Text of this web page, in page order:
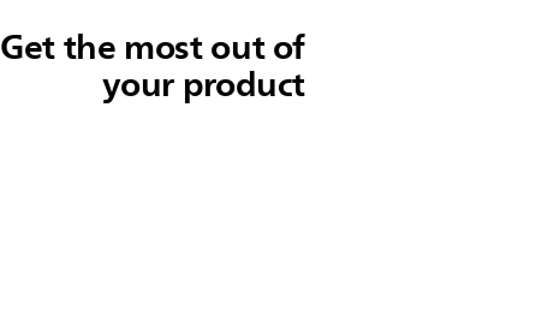
Get the most out of
your product